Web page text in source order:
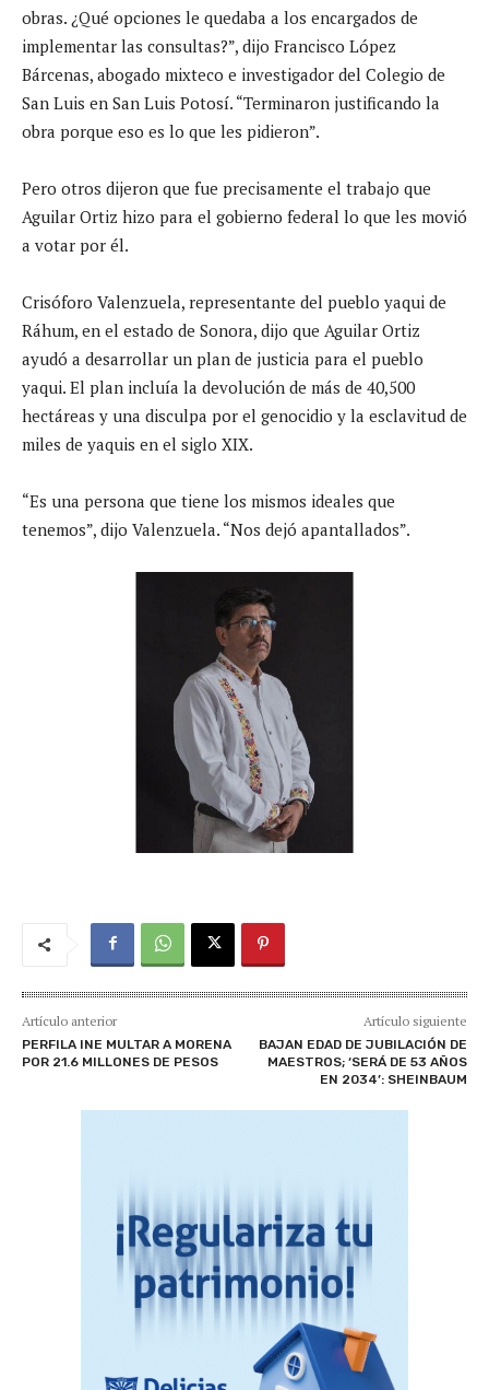
obras. ¿Qué opciones le quedaba a los encargados de
implementar las consultas?”, dijo Francisco López
Bárcenas, abogado mixteco e investigador del Colegio de
San Luis en San Luis Potosí. “Terminaron justificando la
obra porque eso es lo que les pidieron”.
Pero otros dijeron que fue precisamente el trabajo que
Aguilar Ortiz hizo para el gobierno federal lo que les movió
a votar por él.
Crisóforo Valenzuela, representante del pueblo yaqui de
Ráhum, en el estado de Sonora, dijo que Aguilar Ortiz
ayudó a desarrollar un plan de justicia para el pueblo
yaqui. El plan incluía la devolución de más de 40,500
hectáreas y una disculpa por el genocidio y la esclavitud de
miles de yaquis en el siglo XIX.
“Es una persona que tiene los mismos ideales que
tenemos”, dijo Valenzuela. “Nos dejó apantallados”.
Artículo anterior
PERFILA INE MULTAR A MORENA
POR 21.6 MILLONES DE PESOS
Artículo siguiente
BAJAN EDAD DE JUBILACIÓN DE
MAESTROS; ‘SERÁ DE 53 AÑOS
EN 2034’: SHEINBAUM